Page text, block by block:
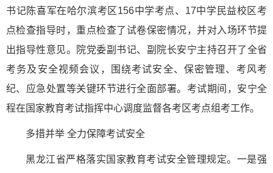
书记陈喜军在哈尔滨考区156中学考点、17中学民益校区考
点检查指导时，重点检查了试卷保密情况，并对入场环节提
出指导性意见。院党委副书记、副院长安宁主持召开了全省
考务及安全视频会议，围绕考试安全、保密管理、考风考
纪、应急处置等关键环节进行全面部署。考试期间，安宁全
程在国家教育考试指挥中心调度监督各考区考点组考工作。
多措并举 全力保障考试安全
黑龙江省严格落实国家教育考试安全管理规定。一是强